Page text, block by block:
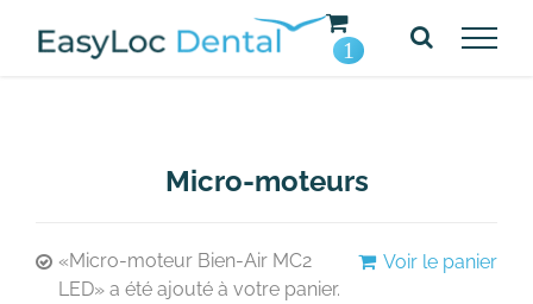
1
Micro-moteurs
Voir le panier
«Micro-moteur Bien-Air MC2
LED» a été ajouté à votre panier.